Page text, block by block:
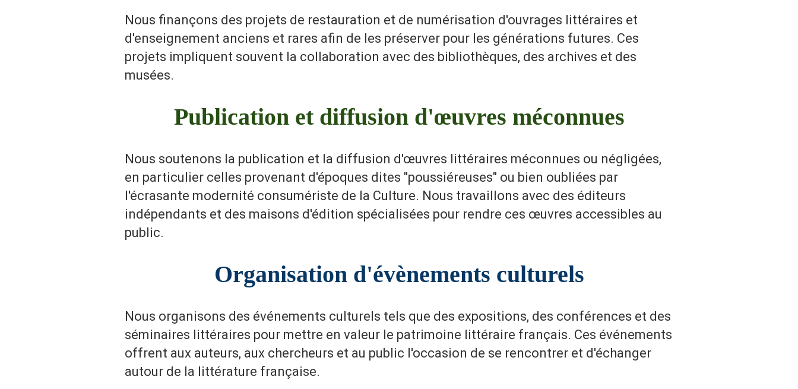
Nous finançons des projets de restauration et de numérisation d'ouvrages littéraires et
d'enseignement anciens et rares afin de les préserver pour les générations futures. Ces
projets impliquent souvent la collaboration avec des bibliothèques, des archives et des
musées.
Publication et diffusion d'œuvres méconnues
Nous soutenons la publication et la diffusion d'œuvres littéraires méconnues ou négligées,
en particulier celles provenant d'époques dites "poussiéreuses" ou bien oubliées par
l'écrasante modernité consumériste de la Culture. Nous travaillons avec des éditeurs
indépendants et des maisons d'édition spécialisées pour rendre ces œuvres accessibles au
public.
Organisation d'évènements culturels
Nous organisons des événements culturels tels que des expositions, des conférences et des
séminaires littéraires pour mettre en valeur le patrimoine littéraire français. Ces événements
offrent aux auteurs, aux chercheurs et au public l'occasion de se rencontrer et d'échanger
autour de la littérature française.